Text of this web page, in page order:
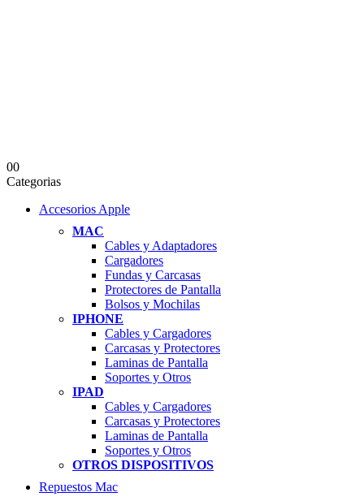
00
Categorias
Accesorios Apple
MAC
Cables y Adaptadores
Cargadores
Fundas y Carcasas
Protectores de Pantalla
Bolsos y Mochilas
IPHONE
Cables y Cargadores
Carcasas y Protectores
Laminas de Pantalla
Soportes y Otros
IPAD
Cables y Cargadores
Carcasas y Protectores
Laminas de Pantalla
Soportes y Otros
OTROS DISPOSITIVOS
Repuestos Mac